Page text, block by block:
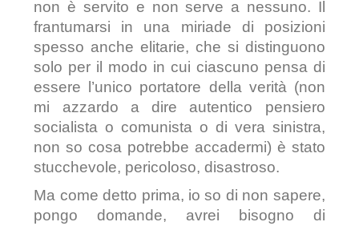
non è servito e non serve a nessuno. Il
frantumarsi in una miriade di posizioni
spesso anche elitarie, che si distinguono
solo per il modo in cui ciascuno pensa di
essere l’unico portatore della verità (non
mi azzardo a dire autentico pensiero
socialista o comunista o di vera sinistra,
non so cosa potrebbe accadermi) è stato
stucchevole, pericoloso, disastroso.
Ma come detto prima, io so di non sapere,
pongo domande, avrei bisogno di